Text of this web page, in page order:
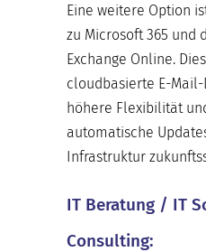
Eine weitere Option
zu Microsoft 365 und
Exchange Online.
cloudbasierte E-Mail-
höhere Flexibilität
automatische
Infrastruktur
IT Beratung / IT
Consulting: